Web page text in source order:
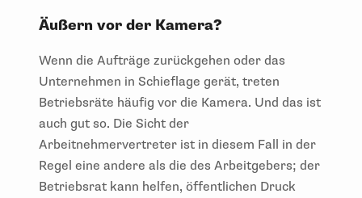
Äußern vor der Kamera?
Wenn die Aufträge zurückgehen oder das
Unternehmen in Schieflage gerät, treten
Betriebsräte häufig vor die Kamera. Und das ist
auch gut so. Die Sicht der
Arbeitnehmervertreter ist in diesem Fall in der
Regel eine andere als die des Arbeitgebers; der
Betriebsrat kann helfen, öffentlichen Druck